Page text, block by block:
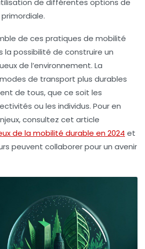
de différentes options de
de ces pratiques de mobilité
la possibilité de construire un
de l’environnement. La
de transport plus durables
de tous, que ce soit les
ou les individus. Pour en
consultez cet article
de la mobilité durable en 2024 et
peuvent collaborer pour un avenir